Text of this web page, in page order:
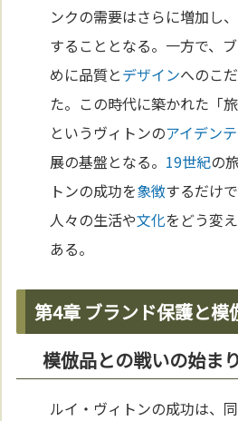
ンクの需要はさらに増加し
することとなる。一方で、
めに品質とデザインへのこ
た。この時代に築かれた「
というヴィトンのアイデン
展の基盤となる。 19世紀の
トンの成功を象徴するだけ
人々の生活や文化をどう変
ある。
第4章 ブランド保護と模
模倣品との戦いの始まり
ルイ・ヴィトンの成功は、